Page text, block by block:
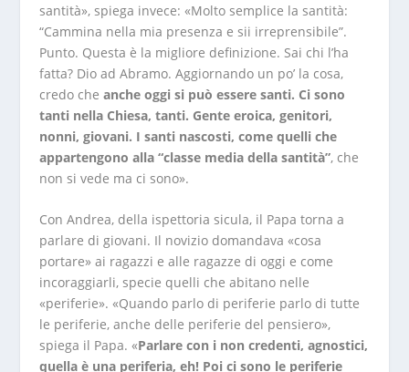
santità», spiega invece: «Molto semplice la santità:
“Cammina nella mia presenza e sii irreprensibile”.
Punto. Questa è la migliore definizione. Sai chi l’ha
fatta? Dio ad Abramo. Aggiornando un po’ la cosa,
credo che anche oggi si può essere santi. Ci sono
tanti nella Chiesa, tanti. Gente eroica, genitori,
nonni, giovani. I santi nascosti, come quelli che
appartengono alla “classe media della santità”, che
non si vede ma ci sono».
Con Andrea, della ispettoria sicula, il Papa torna a
parlare di giovani. Il novizio domandava «cosa
portare» ai ragazzi e alle ragazze di oggi e come
incoraggiarli, specie quelli che abitano nelle
«periferie». «Quando parlo di periferie parlo di tutte
le periferie, anche delle periferie del pensiero»,
spiega il Papa. «Parlare con i non credenti, agnostici,
quella è una periferia, eh! Poi ci sono le periferie